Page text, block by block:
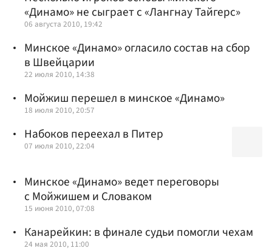
«Динамо» не сыграет с «Лангнау Тайгерс»
06 августа 2010, 19:42
Минское «Динамо» огласило состав на сбор
в Швейцарии
22 июля 2010, 14:38
Мойжиш перешел в минское «Динамо»
18 июля 2010, 20:57
Набоков переехал в Питер
07 июля 2010, 22:04
Минское «Динамо» ведет переговоры
с Мойжишем и Словаком
15 июня 2010, 07:08
Канарейкин: в финале судьи помогли чехам
24 мая 2010, 11:00